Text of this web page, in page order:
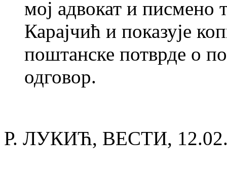
мој адвокат и писмено
Карајчић и показује
поштанске потврде о
одговор.
Р. ЛУКИЋ, ВЕСТИ,